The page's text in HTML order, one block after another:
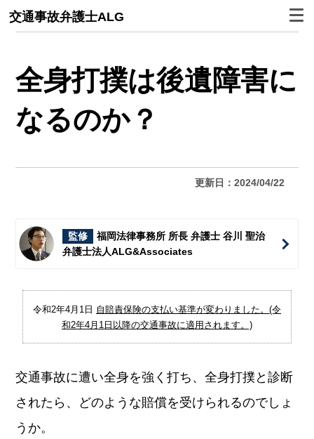
交通事故弁護士ALG
全身打撲は後遺障害に
なるのか？
更新日：2024/04/22
監修
福岡法律事務所 所長 弁護士 谷川 聖治
弁護士法人ALG&Associates
令和2年4月1日 自賠責保険の支払い基準が変わりました。(令
和2年4月1日以降の交通事故に適用されます。)
交通事故に遭い全身を強く打ち、全身打撲と診断
されたら、どのような賠償を受けられるのでしょ
うか。